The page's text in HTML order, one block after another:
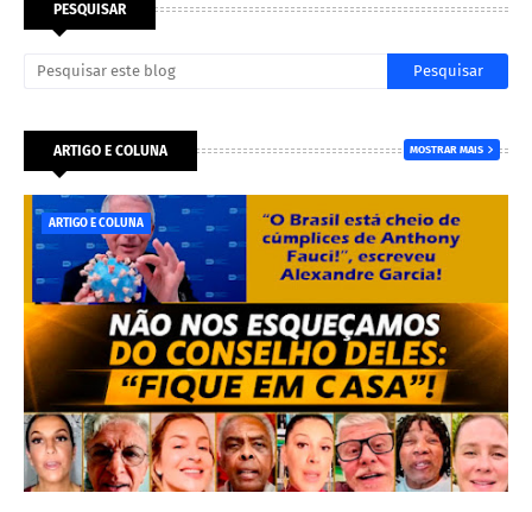
PESQUISAR
ARTIGO E COLUNA MOSTRAR MAIS
ARTIGO E COLUNA